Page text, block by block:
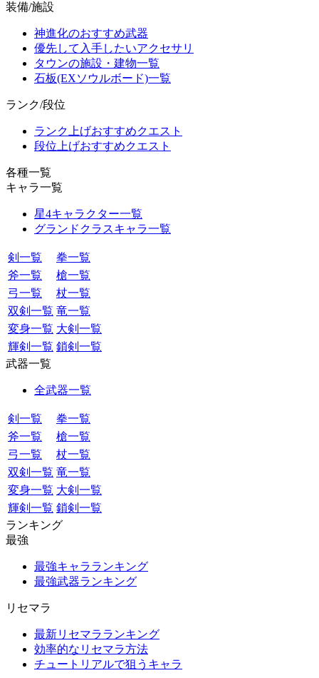
装備/施設
神進化のおすすめ武器
優先して入手したいアクセサリ
タウンの施設・建物一覧
石板(EXソウルボード)一覧
ランク/段位
ランク上げおすすめクエスト
段位上げおすすめクエスト
各種一覧
キャラ一覧
星4キャラクター一覧
グランドクラスキャラ一覧
剣一覧
拳一覧
斧一覧
槍一覧
弓一覧
杖一覧
双剣一覧 竜一覧
変身一覧 大剣一覧
輝剣一覧 鎖剣一覧
武器一覧
全武器一覧
剣一覧
拳一覧
斧一覧
槍一覧
弓一覧
杖一覧
双剣一覧 竜一覧
変身一覧 大剣一覧
輝剣一覧 鎖剣一覧
ランキング
最強
最強キャラランキング
最強武器ランキング
リセマラ
最新リセマラランキング
効率的なリセマラ方法
チュートリアルで狙うキャラ